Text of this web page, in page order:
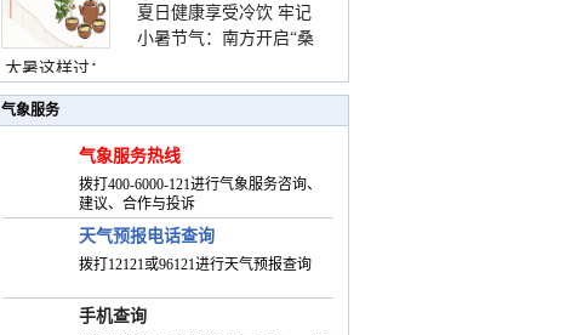
大暑这样过：
防暑健身两不误
夏日健康享受冷饮 牢记
“两注意一控制”
小暑节气：南方开启“桑
季
气象服务
气象服务热线
拨打400-6000-121进行气象服务咨询、
建议、合作与投诉
天气预报电话查询
拨打12121或96121进行天气预报查询
手机查询